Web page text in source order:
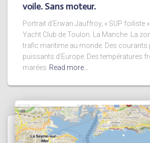
voile. Sans moteur.
Portrait d’Erwan Jauffroy, « SUP foiliste
Yacht Club de Toulon. La Manche. La
trafic maritime au monde. Des courants
puissants d’Europe. Des températures
marées Read more…